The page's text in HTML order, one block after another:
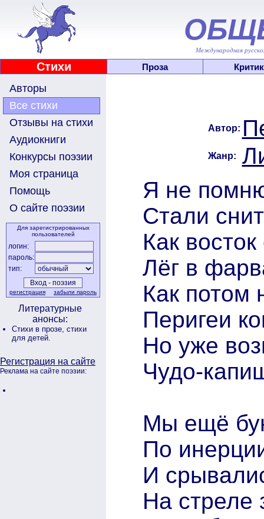
Международная
Стихи Проза
Авторы
Все стихи
Отзывы на стихи
Аудиокниги
Конкурсы поэзии
Моя страница
Помощь
О сайте поэзии
Для зарегистрированных
пользователей
логин:
пароль:
тип:
регистрация забыли пароль
Литературные
анонсы:
Стихи в прозе, стихи
для детей.
Регистрация на сайте
Реклама на сайте поэзии:
Автор:
Жанр:
Я не
Стали
Как
Лёг в
Как потом
Перигеи
Но уже
Чудо-
Мы ещё
По
И
На стреле